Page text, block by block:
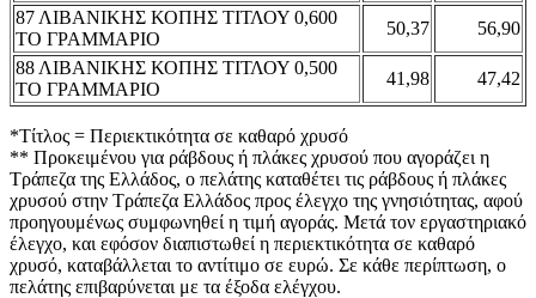
87 ΛΙΒΑΝΙΚΗΣ ΚΟΠΗΣ ΤΙΤΛΟΥ 0,600
ΤΟ ΓΡΑΜΜΑΡΙΟ
50,37
56,90
88 ΛΙΒΑΝΙΚΗΣ ΚΟΠΗΣ ΤΙΤΛΟΥ 0,500
ΤΟ ΓΡΑΜΜΑΡΙΟ
41,98 47,42
*Τίτλος = Περιεκτικότητα σε καθαρό χρυσό
** Προκειμένου για ράβδους ή πλάκες χρυσού που αγοράζει η
Τράπεζα της Ελλάδος, ο πελάτης καταθέτει τις ράβδους ή πλάκες
χρυσού στην Τράπεζα Ελλάδος προς έλεγχο της γνησιότητας, αφού
προηγουμένως συμφωνηθεί η τιμή αγοράς. Μετά τον εργαστηριακό
έλεγχο, και εφόσον διαπιστωθεί η περιεκτικότητα σε καθαρό
χρυσό, καταβάλλεται το αντίτιμο σε ευρώ. Σε κάθε περίπτωση, ο
πελάτης επιβαρύνεται με τα έξοδα ελέγχου.